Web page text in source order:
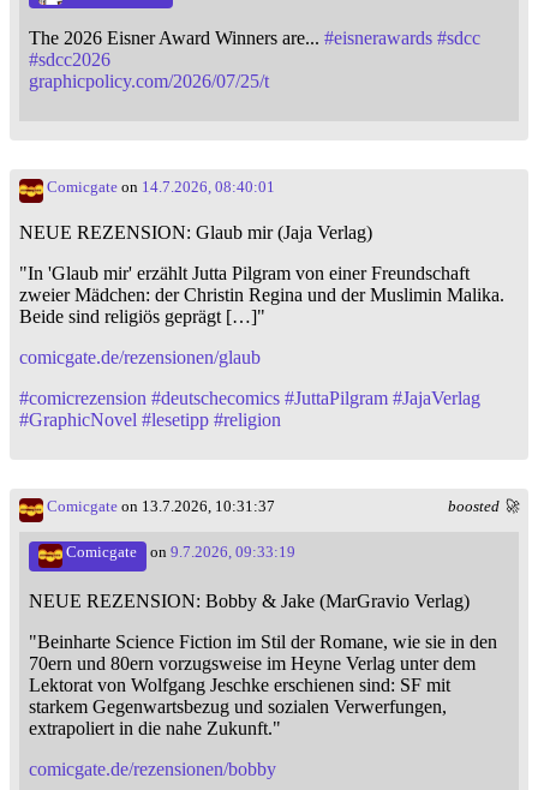
The 2026 Eisner Award Winners are... #eisnerawards #sdcc
#sdcc2026
graphicpolicy.com/2026/07/25/t
Comicgate on 14.7.2026, 08:40:01
NEUE REZENSION: Glaub mir (Jaja Verlag)
"In 'Glaub mir' erzählt Jutta Pilgram von einer Freundschaft
zweier Mädchen: der Christin Regina und der Muslimin Malika.
Beide sind religiös geprägt […]"
comicgate.de/rezensionen/glaub
#comicrezension #deutschecomics #JuttaPilgram #JajaVerlag
#GraphicNovel #lesetipp #religion
boosted 🚀
Comicgate on 13.7.2026, 10:31:37
Comicgate on 9.7.2026, 09:33:19
NEUE REZENSION: Bobby & Jake (MarGravio Verlag)
"Beinharte Science Fiction im Stil der Romane, wie sie in den
70ern und 80ern vorzugsweise im Heyne Verlag unter dem
Lektorat von Wolfgang Jeschke erschienen sind: SF mit
starkem Gegenwartsbezug und sozialen Verwerfungen,
extrapoliert in die nahe Zukunft."
comicgate.de/rezensionen/bobby